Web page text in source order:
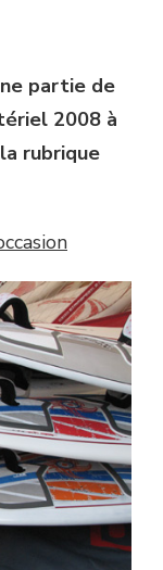
partie de
2008 à
rubrique